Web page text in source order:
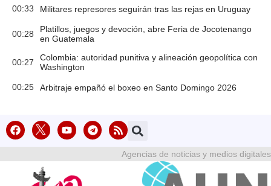
00:33 Militares represores seguirán tras las rejas en Uruguay
00:28
Platillos, juegos y devoción, abre Feria de Jocotenango
en Guatemala
00:27
Colombia: autoridad punitiva y alineación geopolítica con
Washington
00:25 Arbitraje empañó el boxeo en Santo Domingo 2026
Agencias de noticias y medios digitales